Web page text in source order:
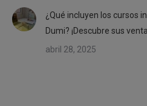
¿Qué incluyen los cursos
Dumi? ¡Descubre sus
abril 28, 2025